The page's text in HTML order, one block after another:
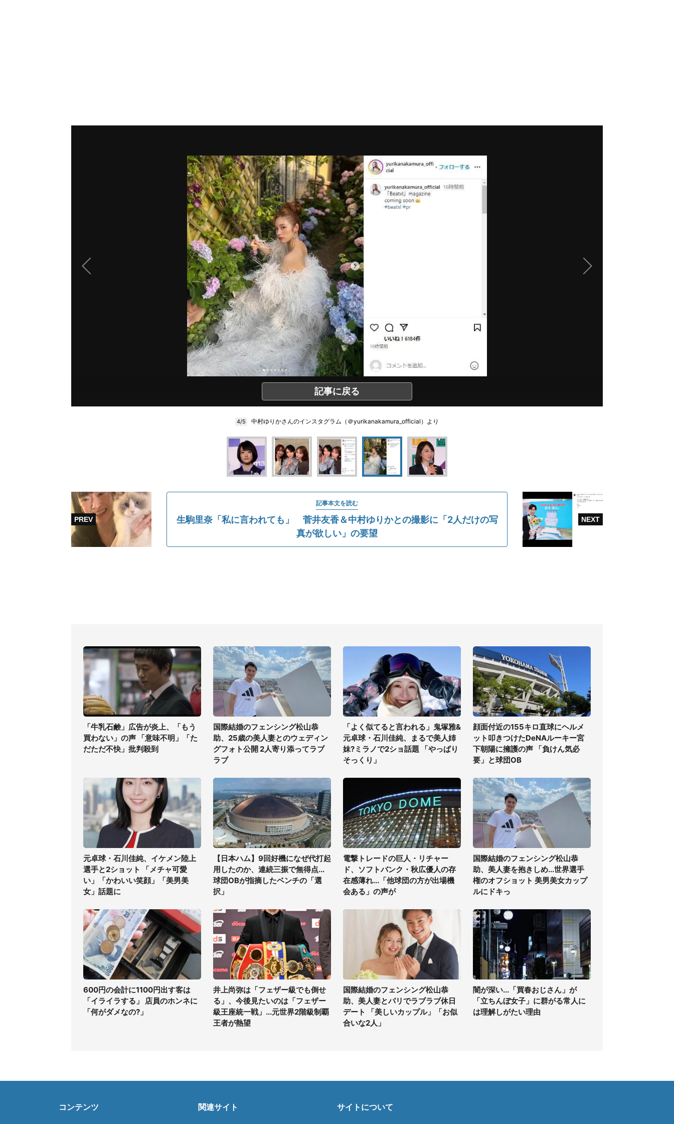
記事に戻る
4/5 中村ゆりかさんのインスタグラム（＠yurikanakamura_official）より
記事本文を読む
生駒里奈「私に言われても」 菅井友香＆中村ゆりかとの撮影に「2人だけの写
真が欲しい」の要望
「牛乳石鹸」広告が炎上、「もう
買わない」の声 「意味不明」「た
だただ不快」批判殺到
国際結婚のフェンシング松山恭
助、25歳の美人妻とのウェディン
グフォト公開 2人寄り添ってラブ
ラブ
「よく似てると言われる」鬼塚雅&
元卓球・石川佳純、まるで美人姉
妹?ミラノで2ショ話題 「やっぱり
そっくり」
顔面付近の155キロ直球にヘルメ
ット叩きつけたDeNAルーキー宮
下朝陽に擁護の声 「負けん気必
要」と球団OB
元卓球・石川佳純、イケメン陸上
選手と2ショット 「メチャ可愛
い」「かわいい笑顔」「美男美
女」話題に
【日本ハム】9回好機になぜ代打起
用したのか、連続三振で無得点...
球団OBが指摘したベンチの「選
択」
電撃トレードの巨人・リチャー
ド、ソフトバンク・秋広優人の存
在感薄れ...「他球団の方が出場機
会ある」の声が
国際結婚のフェンシング松山恭
助、美人妻を抱きしめ...世界選手
権のオフショット 美男美女カップ
ルにドキっ
600円の会計に1100円出す客は
「イライラする」 店員のホンネに
「何がダメなの?」
井上尚弥は「フェザー級でも倒せ
る」、今後見たいのは「フェザー
級王座統一戦」...元世界2階級制覇
王者が熱望
国際結婚のフェンシング松山恭
助、美人妻とパリでラブラブ休日
デート 「美しいカップル」「お似
合いな2人」
闇が深い...「買春おじさん」が
「立ちんぼ女子」に群がる常人に
は理解しがたい理由
コンテンツ 関連サイト サイトについて